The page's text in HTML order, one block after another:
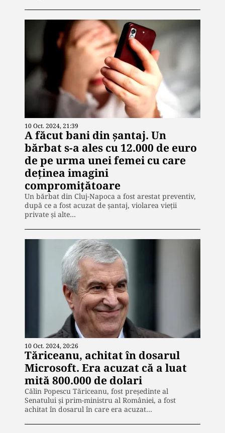
10 Oct. 2024, 21:39
A făcut bani din șantaj. Un
bărbat s-a ales cu 12.000 de euro
de pe urma unei femei cu care
deținea imagini
compromițătoare
Un bărbat din Cluj-Napoca a fost arestat preventiv,
după ce a fost acuzat de șantaj, violarea vieții
private și alte…
10 Oct. 2024, 20:26
Tăriceanu, achitat în dosarul
Microsoft. Era acuzat că a luat
mită 800.000 de dolari
Călin Popescu Tăriceanu, fost președinte al
Senatului și prim-ministru al României, a fost
achitat în dosarul în care era acuzat…